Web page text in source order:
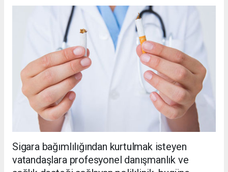
Sigara bağımlılığından kurtulmak isteyen
vatandaşlara profesyonel danışmanlık ve